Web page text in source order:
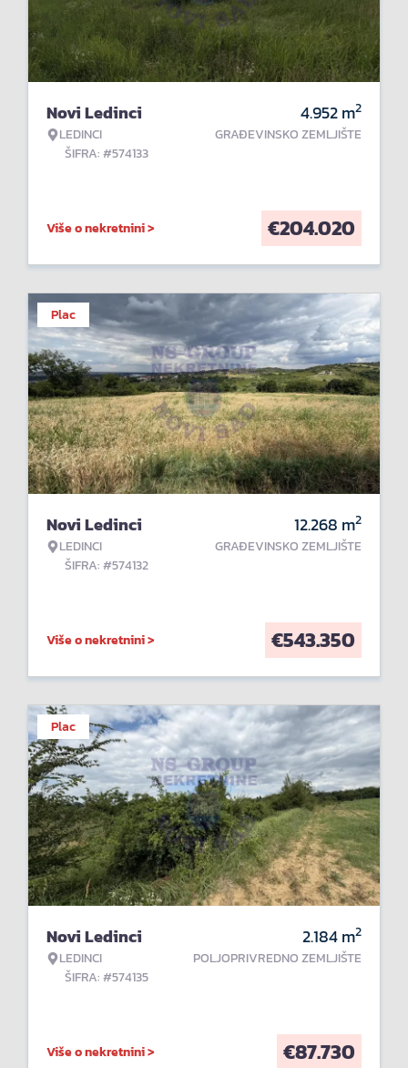
Novi Ledinci
LEDINCI
ŠIFRA: #574133
4.952m2
GRAĐEVINSKO ZEMLJIŠTE
Više o nekretnini > €204.020
Plac
Novi Ledinci
LEDINCI
ŠIFRA: #574132
12.268 m2
GRAĐEVINSKO ZEMLJIŠTE
Više o nekretnini > €543.350
Plac
Novi Ledinci
LEDINCI
ŠIFRA: #574135
2.184m2
POLJOPRIVREDNO ZEMLJIŠTE
Više o nekretnini > €87.730